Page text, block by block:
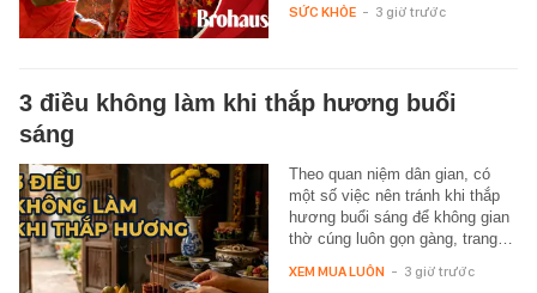
SỨC KHỎE - 3 giờ trước
3 điều không làm khi thắp hương buổi
sáng
Theo quan niệm dân gian, có
một số việc nên tránh khi thắp
hương buổi sáng để không gian
thờ cúng luôn gọn gàng, trang…
XEM MUA LUÔN - 3 giờ trước